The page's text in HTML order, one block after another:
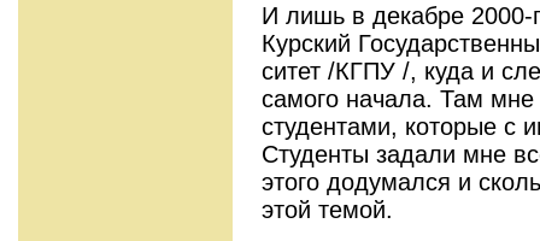
И лишь в декабре 2000-
Курский
ситет /КГПУ /, куда и
самого начала. Там мне
студентами, которые с
Студенты задали мне
этого додумался и
этой темой.